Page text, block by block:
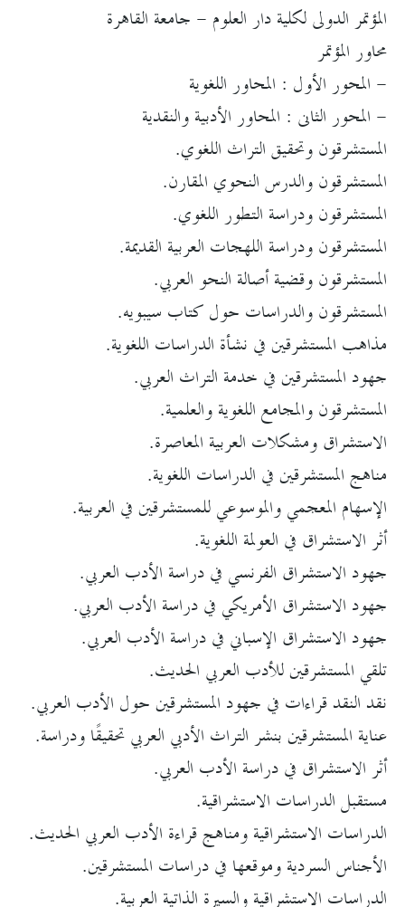
المؤتمر الدولى لكلية دار العلوم - جامعة القاهرة
محاور المؤتمر
- المحور الأول : المحاور اللغوية
- المحور الثانى : المحاور الأدبية والنقدية
المستشرقون وتحقيق التراث اللغوي.
المستشرقون والدرس النحوي المقارن.
المستشرقون ودراسة التطور اللغوي.
المستشرقون ودراسة اللهجات العربية القديمة.
المستشرقون وقضية أصالة النحو العربي.
المستشرقون والدراسات حول كتاب سيبويه.
مذاهب المستشرقين في نشأة الدراسات اللغوية.
جهود المستشرقين في خدمة التراث العربي.
المستشرقون والمجامع اللغوية والعلمية.
الاستشراق ومشكلات العربية المعاصرة.
مناهج المستشرقين في الدراسات اللغوية.
الإسهام المعجمي والموسوعي للمستشرقين في العربية.
أثر الاستشراق في العولمة اللغوية.
جهود الاستشراق الفرنسي في دراسة الأدب العربي.
جهود الاستشراق الأمريكي في دراسة الأدب العربي.
جهود الاستشراق الإسباني في دراسة الأدب العربي.
تلقي المستشرقين للأدب العربي الحديث.
نقد النقد قراءات في جهود المستشرقين حول الأدب العربي.
عناية المستشرقين بنشر التراث الأدبي العربي تحقيقًا ودراسة.
أثر الاستشراق في دراسة الأدب العربي.
مستقبل الدراسات الاستشراقية.
الدراسات الاستشراقية ومناهج قراءة الأدب العربي الحديث.
الأجناس السردية وموقعها في دراسات المستشرقين.
الدراسات الاستشراقية والسيرة الذاتية العربية.